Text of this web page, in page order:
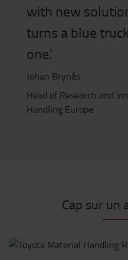
with new
turns a blue
one.'
Johan Brynås
Head of Research and
Handling Europe
Cap sur un